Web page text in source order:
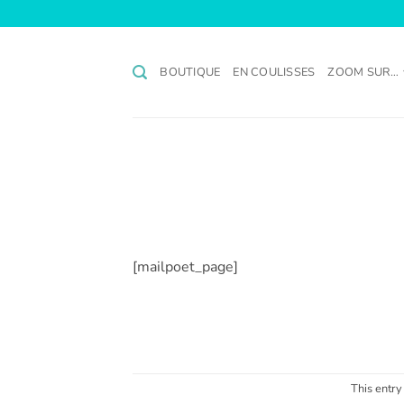
au
BOUTIQUE EN COULISSES ZOOM SUR…
[mailpoet_page]
This